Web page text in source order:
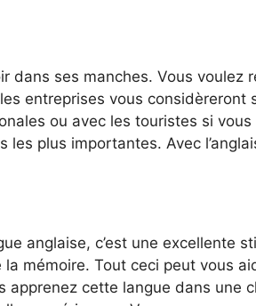
dans ses manches. Vous
entreprises vous considèreront
ou avec les touristes si
plus importantes. Avec
anglaise, c’est une excellente
mémoire. Tout ceci peut vous
apprenez cette langue dans une